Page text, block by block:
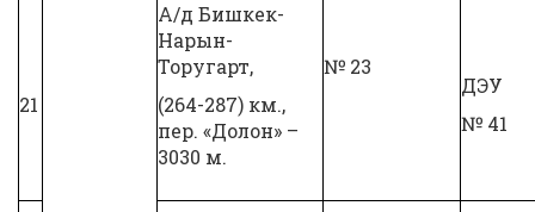
21
А/д Бишкек-
Нарын-
Торугарт,
(264-287) км.,
пер. «Долон» –
3030 м.
№ 23
ДЭУ
№ 41